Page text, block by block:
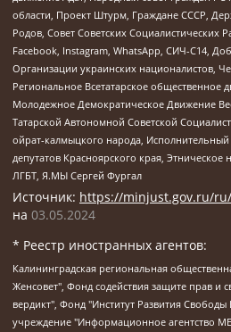
области, Проект Штурм, Граждане СССР,
Родов, Совет Советских Социалистических
Facebook, Instagram, WhatsApp, СИЧ-С14,
Организации украинских националистов,
Региональное Всетатарское общественное
Молодежное Демократическое Движение
Татарской Автономной Советской
ойрат-калмыцкого народа,
депутатов Красноярского края,
ЛГБТ, Я.МЫ Сергей Фургал
Источник: https://minjust.gov.ru/
на 03.05.2024
* Реестр иностранных агентов:
Калининградская региональная общественная организация "Экозащита!-Женсовет", Фонд содействия защите прав и свобод граждан "Общественный вердикт", Фонд "Институт Развития Свободы Информации", Частное учреждение "Информационное агентство МЕМО. РУ", Региональная общественная организация "Общественная комиссия по сохранению наследия академика Сахарова", Фонд поддержки свободы прессы, Санкт-Петербургская общественная правозащитная организация "Гражданский контроль", Межрегиональная общественная организация "Информационно-просветительский центр "Мемориал", Региональный Фонд "Центр Защиты Прав Средств Массовой Информации", с 05.12.2023 Фонд "Центр Защиты Прав Средств массовой информации", Региональная общественная благотворительная организация помощи беженцам и мигрантам "Гражданское содействие", Негосударственное образовательное учреждение дополнительного профессионального образования (повышение квалификации) специалистов "АКАДЕМИЯ ПО ПРАВАМ ЧЕЛОВЕКА", Свердловская региональная общественная организация "Сутяжник", Автономная некоммерческая организация "Центр независимых социологических исследований", Союз общественных объединений "Российский исследовательский центр по правам человека", Региональное общественное учреждение научно-информационный центр "МЕМОРИАЛ", Некоммерческая организация "Фонд защиты гласности", Автономная некоммерческая организация "Институт прав человека", Городская общественная организация "Екатеринбургское общество "МЕМОРИАЛ", Городская общественная организация "Рязанское историко-просветительское и правозащитное общество "Мемориал" (Рязанский Мемориал), Челябинский региональный орган общественной самодеятельности – женское общественное объединение "Женщины Евразии", Челябинский региональный орган общественной самодеятельности "Уральская правозащитная группа", Фонд содействия защите здоровья и социальной справедливости имени Андрея Рылькова, Автономная Некоммерческая Организация "Аналитический Центр Юрия Левады", Автономная некоммерческая организация социальной поддержки населения "Проект Апрель", Региональная общественная организация помощи женщинам и детям, находящимся в кризисной ситуации "Информационно-методический центр "Анна", Фонд содействия развитию массовых коммуникаций и правовому просвещению "Так-так-Так", Фонд содействия устойчивому развитию "Серебряная тайга", Свердловский региональный общественный фонд социальных проектов "Новое время", "Idel.Реалии", Кавказ.Реалии, Крым.Реалии, Телеканал Настоящее Время, Татаро-башкирская служба Радио Свобода (Azatliq Radiosi), Радио Свободная Европа/Радио Свобода (PCE/PC), "Сибирь.Реалии", "Фактограф", Благотворительный фонд помощи осужденным и их семьям, Автономная некоммерческая организация "Институт глобализации и социальных движений", Фонд "В защиту прав заключенных", Частное учреждение "Центр поддержки и содействия развитию средств массовой информации", Пензенский региональный общественный благотворительный фонд "Гражданский союз", "Север.Реалии", Некоммерческая организация Фонд "Правовая инициатива", Общество с ограниченной ответственностью "Радио Свободная Европа/Радио Свобода", Чешское информационное агентство "MEDIUM-ORIENT", Красноярская региональная общественная организация "Мы против СПИДа", Камалягин Денис Николаевич, Маркелов Сергей Евгеньевич, Пономарев Лев Александрович, Савицкая Людмила Алексеевна, Автономная некоммерческая организация "Центр по работе с проблемой насилия "НАСИЛИЮ.НЕТ", Межрегиональный профессиональный союз работников здравоохранения "Альянс врачей", Юридическое лицо, зарегистрированное в Латвийской Республике, SIA "Medusa Project" (регистрационный номер 40103797863, дата регистрации 10.06.2014), Некоммерческая организация "Фонд по борьбе с коррупцией", Автономная некоммерческая организация "Институт права и публичной политики", Баданин Роман Сергеевич, Гликин Максим Александрович, Железнова Мария Михайловна, Лукьянова Юлия Сергеевна, Маетная Елизавета Витальевна, Маняхин Петр Борисович, Чуракова Ольга Владимировна, Ярош Юлия Петровна, Юридическое лицо "The Insider SIA", зарегистрированное в Риге, Латвийская Республика (дата регистрации 26.06.2015), являющееся администратором доменного имени интернет-издания "The Insider SIA", https://theins.ru, Постернак Алексей Евгеньевич, Рубин Михаил Аркадьевич, Анин Роман Александрович, Юридическое лицо Istories fonds, зарегистрированное в Латвийской Республике (регистрационный номер 50008295751, дата регистрации 24.02.2020), Великовский Дмитрий Александрович, Долинина Ирина Николаевна, Мароховская Алеся Алексеевна, Шлейнов Роман Юрьевич, Шмагун Олеся Валентиновна, Общество с ограниченной ответственностью "Альтаир 2021", Общество с ограниченной ответственностью "Вега 2021", Общество с ограниченной ответственностью "Главный редактор 2021", Общество с ограниченной ответственностью "Ромашки монолит", Важенков Артем Валерьевич, Ивановская областная общественная организация "Центр гендерных исследований", Гурман Юрий Альбертович, Медиапроект "ОВД-Инфо", Егоров Владимир Владимирович, Жилинский Владимир Александрович, Общество с ограниченной ответственностью "ЗП", Иванова София Юрьевна, Карезина Инна Павловна, Кильтау Екатерина Викторовна, Петров Алексей Викторович, Пискунов Сергей Евгеньевич, Смирнов Сергей Сергеевич, Тихонов Михаил Сергеевич, Общество с ограниченной ответственностью "ЖУРНАЛИСТ-ИНОСТРАННЫЙ АГЕНТ", Арапова Галина Юрьевна, Вольтская Татьяна Анатольевна, Американская компания "Mason G.E.S. Anonymous Foundation" (США), являющаяся владельцем интернет-издания https://mnews.world/, Компания "Stichting Bellingcat", зарегистрированная в Нидерландах (дата регистрации 11.07.2018), Захаров Андрей Вячеславович, Клепиковская Екатерина Дмитриевна, Общество с ограниченной ответственностью "МЕМО", Перл Роман Александрович, Симонов Евгений Алексеевич, Соловьева Елена Анатольевна, Сотников Даниил Владимирович, Сурначева Елизавета Дмитриевна, Автономная некоммерческая организация по защите прав человека и информированию населения